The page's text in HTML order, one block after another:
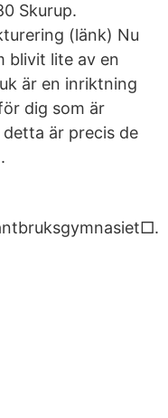
Skurup.
(länk) Nu
blivit lite av en
är en inriktning
dig som är
är precis de